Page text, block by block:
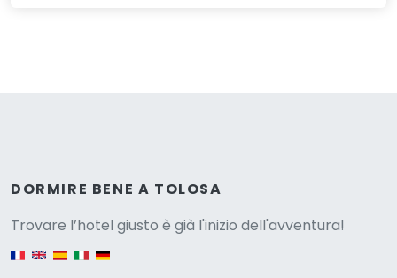
DORMIRE BENE A TOLOSA
Trovare l’hotel giusto è già l'inizio dell'avventura!